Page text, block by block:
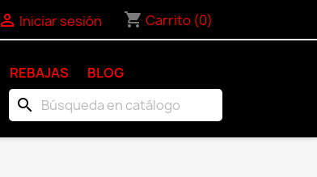
 Iniciar sesión shopping_cart Carrito (0)
REBAJAS BLOG
search